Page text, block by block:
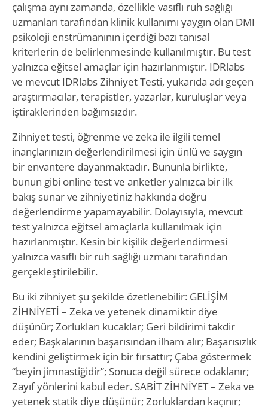
çalışma aynı zamanda, özellikle vasıflı ruh sağlığı
uzmanları tarafından klinik kullanımı yaygın olan DMI
psikoloji enstrümanının içerdiği bazı tanısal
kriterlerin de belirlenmesinde kullanılmıştır. Bu test
yalnızca eğitsel amaçlar için hazırlanmıştır. IDRlabs
ve mevcut IDRlabs Zihniyet Testi, yukarıda adı geçen
araştırmacılar, terapistler, yazarlar, kuruluşlar veya
iştiraklerinden bağımsızdır.
Zihniyet testi, öğrenme ve zeka ile ilgili temel
inançlarınızın değerlendirilmesi için ünlü ve saygın
bir envantere dayanmaktadır. Bununla birlikte,
bunun gibi online test ve anketler yalnızca bir ilk
bakış sunar ve zihniyetiniz hakkında doğru
değerlendirme yapamayabilir. Dolayısıyla, mevcut
test yalnızca eğitsel amaçlarla kullanılmak için
hazırlanmıştır. Kesin bir kişilik değerlendirmesi
yalnızca vasıflı bir ruh sağlığı uzmanı tarafından
gerçekleştirilebilir.
Bu iki zihniyet şu şekilde özetlenebilir: GELİŞİM
ZİHNİYETİ – Zeka ve yetenek dinamiktir diye
düşünür; Zorlukları kucaklar; Geri bildirimi takdir
eder; Başkalarının başarısından ilham alır; Başarısızlık
kendini geliştirmek için bir fırsattır; Çaba göstermek
“beyin jimnastiğidir”; Sonuca değil sürece odaklanır;
Zayıf yönlerini kabul eder. SABİT ZİHNİYET – Zeka ve
yetenek statik diye düşünür; Zorluklardan kaçınır;